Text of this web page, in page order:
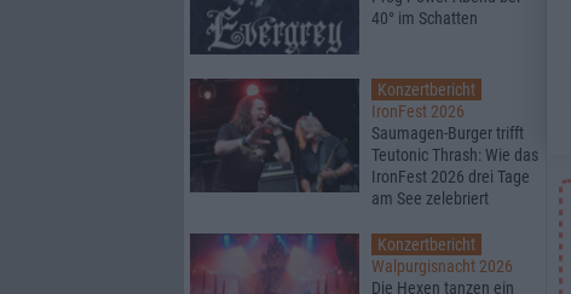
40° im Schatten
Konzertbericht
IronFest 2026
Saumagen-Burger trifft
Teutonic Thrash: Wie das
IronFest 2026 drei Tage
am See zelebriert
Konzertbericht
Walpurgisnacht 2026
Die Hexen tanzen ein